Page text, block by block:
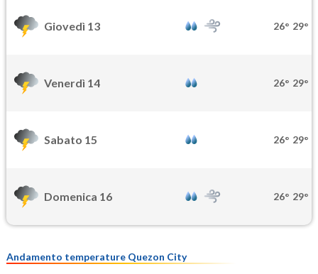
Giovedì 13 26° 29°
Venerdì 14 26° 29°
Sabato 15 26° 29°
Domenica 16 26° 29°
Andamento temperature Quezon City